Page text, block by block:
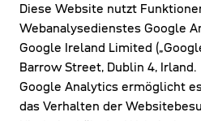
Diese Website nutzt
Webanalysedienstes Google
Google Ireland Limited
Barrow Street, Dublin 4, Irland.
Google Analytics ermöglicht
das Verhalten der